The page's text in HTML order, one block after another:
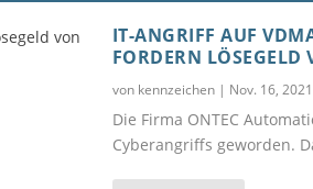
IT-ANGRIFF AUF
FORDERN LÖSEGELD
von kennzeichen| Nov. 16, 2021
Die Firma ONTEC
Cyberangriffs geworden.